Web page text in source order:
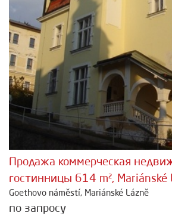
Продажа коммерческая
гостинницы 614 m², Mariánské
Goethovo náměstí, Mariánské Lázně
по запросу